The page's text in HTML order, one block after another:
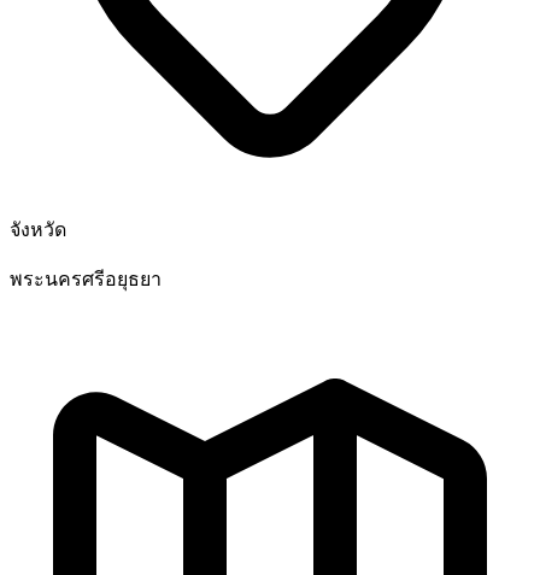
จังหวัด
พระนครศรีอยุธยา